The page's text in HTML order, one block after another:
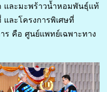
และมะพร้าวน้ำหอมพันธุ์แท้
และโครงการพิเศษที่
ร คือ ศูนย์แพทย์เฉพาะทาง